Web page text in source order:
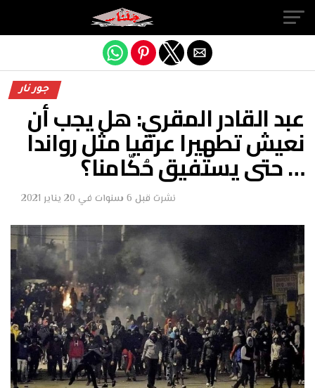
جور نار
عبد القادر المقري: هل يجب أن
نعيش تطهيرا عرقيا مثل رواندا
… حتى يستفيق حُكّامنا؟
نشرت قبل 6 سنوات في 20 يناير 2021
Exit mobile version